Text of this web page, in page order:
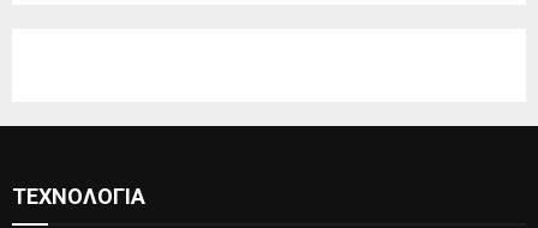
ΤΕΧΝΟΛΟΓΊΑ